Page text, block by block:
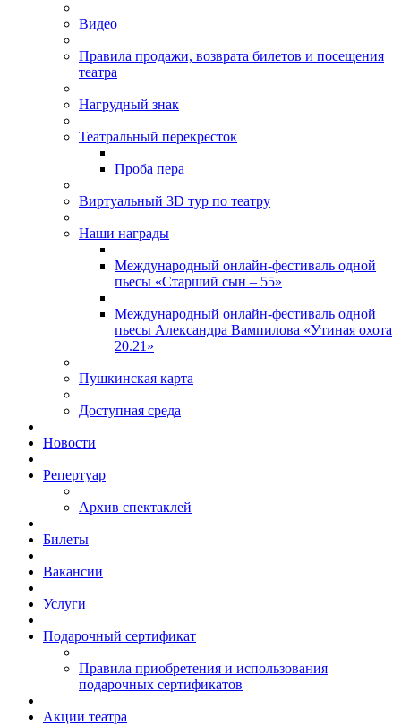
Видео
Правила продажи, возврата билетов и посещения
театра
Нагрудный знак
Театральный перекресток
Проба пера
Виртуальный 3D тур по театру
Наши награды
Международный онлайн-фестиваль одной
пьесы «Старший сын – 55»
Международный онлайн-фестиваль одной
пьесы Александра Вампилова «Утиная охота
20.21»
Пушкинская карта
Доступная среда
Новости
Репертуар
Архив спектаклей
Билеты
Вакансии
Услуги
Подарочный сертификат
Правила приобретения и использования
подарочных сертификатов
Акции театра